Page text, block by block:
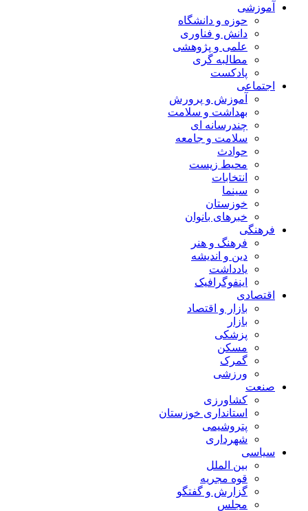
آموزشی
حوزه و دانشگاه
دانش و فناوری
علمی و پژوهشی
مطالبه گری
پادکست
اجتماعی
آموزش و پرورش
بهداشت و سلامت
چندرسانه ای
سلامت و جامعه
حوادث
محیط زیست
انتخابات
سینما
خوزستان
خبرهای بانوان
فرهنگی
فرهنگ و هنر
دین و اندیشه
یادداشت
اینفوگرافیک
اقتصادی
بازار و اقتصاد
بازار
پزشکی
مسکن
گمرک
ورزشی
صنعت
کشاورزی
استانداری خوزستان
پتروشیمی
شهرداری
سیاسی
بین الملل
قوه مجریه
گزارش و گفتگو
مجلس